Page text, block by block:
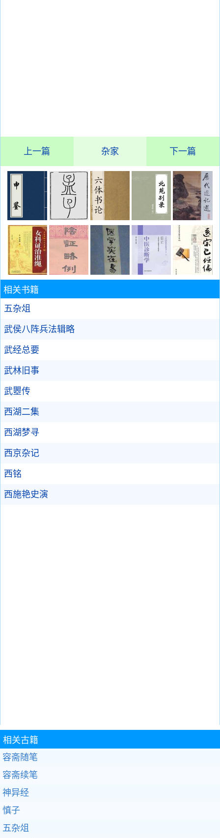
上一篇 杂家 下一篇
相关书籍
五杂俎
武侯八阵兵法辑略
武经总要
武林旧事
武瞾传
西湖二集
西湖梦寻
西京杂记
西铭
西施艳史演
相关古籍
容斋随笔
容斋续笔
神异经
慎子
五杂俎